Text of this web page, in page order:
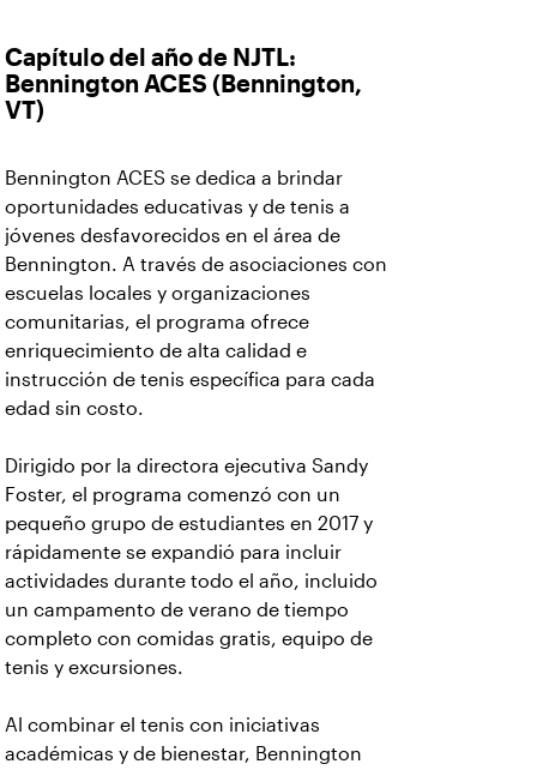
Capítulo del año de NJTL:
Bennington ACES (Bennington,
VT)
Bennington ACES se dedica a brindar
oportunidades educativas y de tenis a
jóvenes desfavorecidos en el área de
Bennington. A través de asociaciones con
escuelas locales y organizaciones
comunitarias, el programa ofrece
enriquecimiento de alta calidad e
instrucción de tenis específica para cada
edad sin costo.
Dirigido por la directora ejecutiva Sandy
Foster, el programa comenzó con un
pequeño grupo de estudiantes en 2017 y
rápidamente se expandió para incluir
actividades durante todo el año, incluido
un campamento de verano de tiempo
completo con comidas gratis, equipo de
tenis y excursiones.
Al combinar el tenis con iniciativas
académicas y de bienestar, Bennington